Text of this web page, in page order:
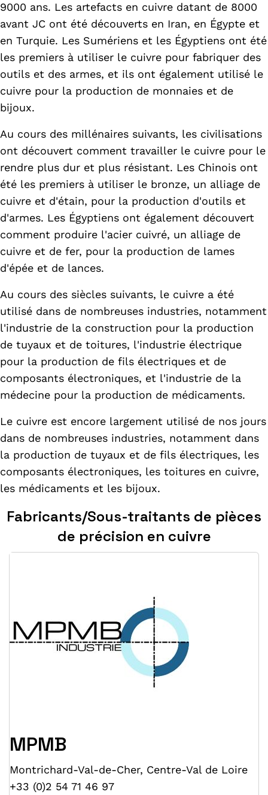
9000 ans. Les artefacts en cuivre datant de 8000
avant JC ont été découverts en Iran, en Égypte et
en Turquie. Les Sumériens et les Égyptiens ont été
les premiers à utiliser le cuivre pour fabriquer des
outils et des armes, et ils ont également utilisé le
cuivre pour la production de monnaies et de
bijoux.
Au cours des millénaires suivants, les civilisations
ont découvert comment travailler le cuivre pour le
rendre plus dur et plus résistant. Les Chinois ont
été les premiers à utiliser le bronze, un alliage de
cuivre et d'étain, pour la production d'outils et
d'armes. Les Égyptiens ont également découvert
comment produire l'acier cuivré, un alliage de
cuivre et de fer, pour la production de lames
d'épée et de lances.
Au cours des siècles suivants, le cuivre a été
utilisé dans de nombreuses industries, notamment
l'industrie de la construction pour la production
de tuyaux et de toitures, l'industrie électrique
pour la production de fils électriques et de
composants électroniques, et l'industrie de la
médecine pour la production de médicaments.
Le cuivre est encore largement utilisé de nos jours
dans de nombreuses industries, notamment dans
la production de tuyaux et de fils électriques, les
composants électroniques, les toitures en cuivre,
les médicaments et les bijoux.
Fabricants/Sous-traitants de pièces
de précision en cuivre
MPMB
Montrichard-Val-de-Cher, Centre-Val de Loire
+33 (0)2 54 71 46 97